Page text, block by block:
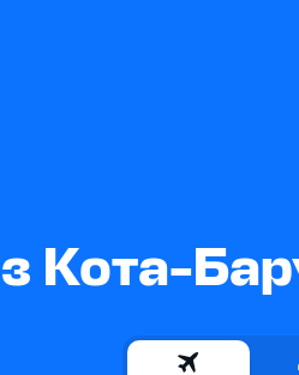
Кота-